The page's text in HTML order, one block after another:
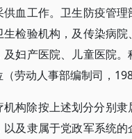
供血工作。卫生防疫管
检验机构，及传染病
妇产医院、儿童医院
劳动人事部编制司，
机构除按上述划分分别
及隶属于党政军系统